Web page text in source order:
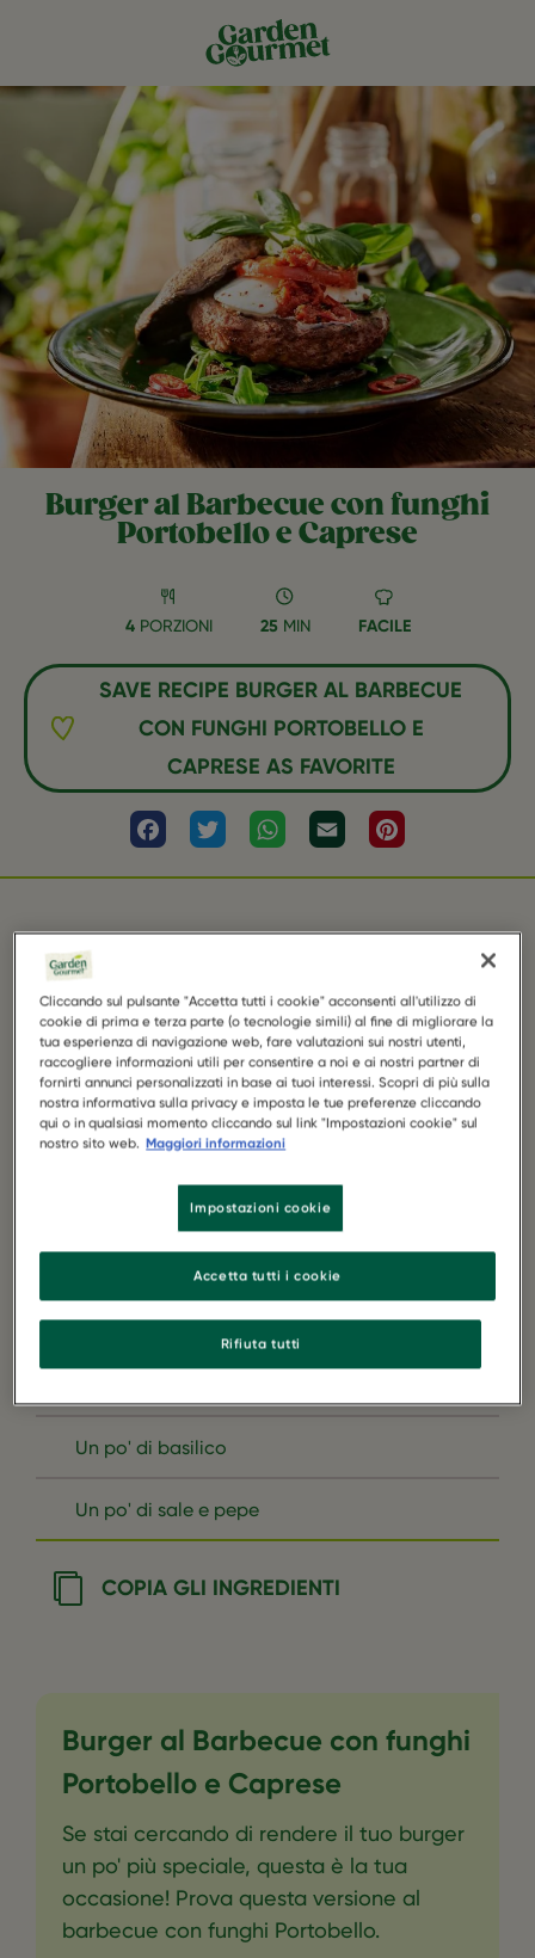
Burger al Barbecue con funghi
Portobello e Caprese
4 PORZIONI 25 MIN FACILE
SAVE RECIPE BURGER AL BARBECUE
CON FUNGHI PORTOBELLO E
CAPRESE AS FAVORITE
FacebookTwitter WhatsAppEmail
INGREDIENTI
2 confezioni di Garden Gourmet Sensational
Burger
8 funghi portobello
2 pomodori a grappolo
1 mozzarella vegetale
Un po' di basilico
Un po' di sale e pepe
COPIA GLI INGREDIENTI
Burger al Barbecue con funghi
Portobello e Caprese
Se stai cercando di rendere il tuo burger
un po' più speciale, questa è la tua
occasione! Prova questa versione al
barbecue con funghi Portobello.
Cliccando sul pulsante "Accetta tutti i cookie" acconsenti all'utilizzo di
cookie di prima e terza parte (o tecnologie simili) al fine di migliorare la
tua esperienza di navigazione web, fare valutazioni sui nostri utenti,
raccogliere informazioni utili per consentire a noi e ai nostri partner di
fornirti annunci personalizzati in base ai tuoi interessi. Scopri di più sulla
nostra informativa sulla privacy e imposta le tue preferenze cliccando
qui o in qualsiasi momento cliccando sul link "Impostazioni cookie" sul
nostro sito web. Maggiori informazioni
Impostazioni cookie
Rifiuta tutti
Accetta tutti i cookie